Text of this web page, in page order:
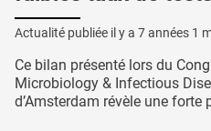
Actualité publiée il y a 7 années 1
Ce bilan présenté lors du
Microbiology & Infectious
d’Amsterdam révèle une